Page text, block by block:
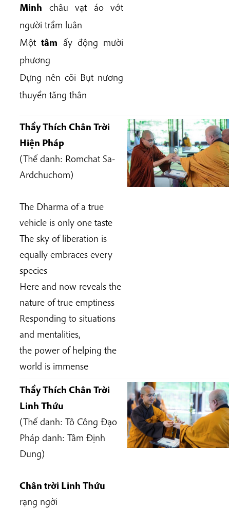
Minh châu vạt áo vớt
người trầm luân
Mộttâm ấy động mười
phương
Dựng nên cõi Bụt nương
thuyền tăng thân
Thầy Thích Chân Trời
Hiện Pháp
(Thế danh: Romchat Sa-
Ardchuchom)
The Dharma of a true
vehicle is only one taste
The sky of liberation is
equally embraces every
species
Here and now reveals the
nature of true emptiness
Responding to situations
and mentalities,
the power of helping the
world is immense
Thầy Thích Chân Trời
Linh Thứu
(Thế danh: Tô Công Đạo
Pháp danh: Tâm Định
Dung)
Chân trời Linh Thứu
rạng ngời